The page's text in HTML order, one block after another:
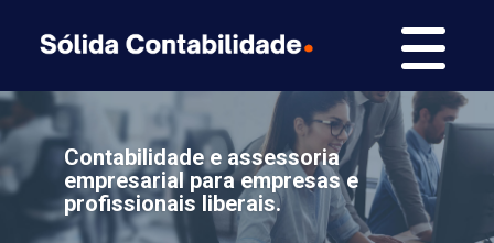
Contabilidade e assessoria
empresarial para empresas e
profissionais liberais.